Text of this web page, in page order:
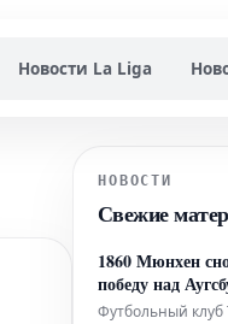
Новости La Liga
НОВОСТИ
Свежие
1860 Мюнхен
победу над
Футбольный клуб